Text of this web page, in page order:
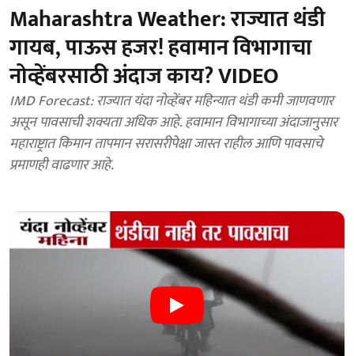
Maharashtra Weather: राज्यात थंडी
गायब, पाऊस हजर! हवामान विभागाचा
नोव्हेंबरसाठी अंदाज काय? VIDEO
IMD Forecast: राज्यात यंदा नोव्हेंबर महिन्यात थंडी कमी जाणवणार
असून पावसाची शक्यता अधिक आहे. हवामान विभागाच्या अंदाजानुसार
महाराष्ट्रात किमान तापमान सरासरीपेक्षा जास्त राहील आणि पावसाचे
प्रमाणही वाढणार आहे.